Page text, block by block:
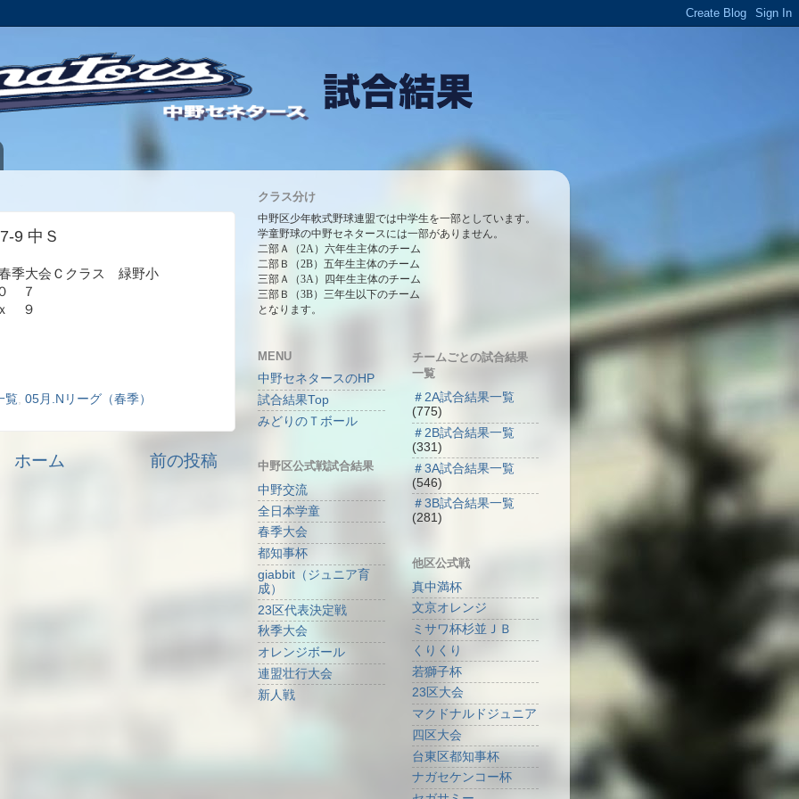
9 中Ｓ
季大会Ｃクラス 緑野小
７
９
覧 05月.Nリーグ（春季）
前の投稿
ホーム
クラス分け
中野区少年軟式野球連盟では中学生を一部としています。
学童野球の中野セネタースには一部がありません。
二部Ａ（2A）六年生主体のチーム
二部Ｂ（2B）五年生主体のチーム
三部Ａ（3A）四年生主体のチーム
三部Ｂ（3B）三年生以下のチーム
となります。
MENU
中野セネタースのHP
試合結果Top
みどりのＴボール
中野区公式戦試合結果
中野交流
全日本学童
春季大会
都知事杯
giabbit（ジュニア育
成）
23区代表決定戦
秋季大会
オレンジボール
連盟壮行大会
新人戦
チームごとの試合結果
一覧
＃2A試合結果一覧
(775)
＃2B試合結果一覧
(331)
＃3A試合結果一覧
(546)
＃3B試合結果一覧
(281)
他区公式戦
真中満杯
文京オレンジ
ミサワ杯杉並ＪＢ
くりくり
若獅子杯
23区大会
マクドナルドジュニア
四区大会
台東区都知事杯
ナガセケンコー杯